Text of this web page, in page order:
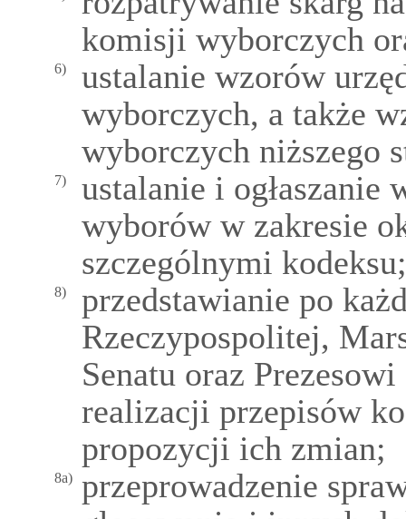
komisji wyborczych
6)
ustalanie wzorów
wyborczych, a także
wyborczych niższego
7)
ustalanie i
wyborów w zakresie
szczególnymi kodeksu;
8)
przedstawianie po
Rzeczypospolitej,
Senatu oraz
realizacji przepisów
propozycji ich zmian;
8a) przeprowadzenie